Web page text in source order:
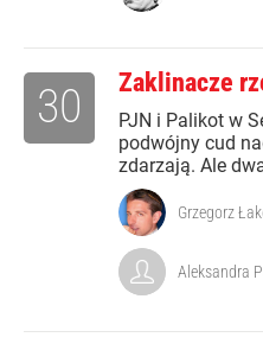
Zaklinacze
PJN i Palikot w
podwójny cud
zdarzają. Ale
30
Grzegorz
Aleksandra